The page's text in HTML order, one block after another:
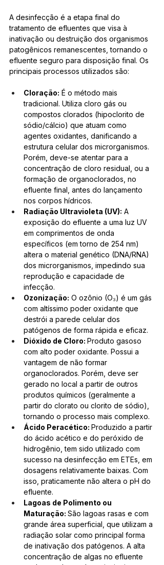
A desinfecção é a etapa final do
tratamento de efluentes que visa à
inativação ou destruição dos organismos
patogênicos remanescentes, tornando o
efluente seguro para disposição final. Os
principais processos utilizados são:
Cloração: É o método mais
tradicional. Utiliza cloro gás ou
compostos clorados (hipoclorito de
sódio/cálcio) que atuam como
agentes oxidantes, danificando a
estrutura celular dos microrganismos.
Porém, deve-se atentar para a
concentração de cloro residual, ou a
formação de organoclorados, no
efluente final, antes do lançamento
nos corpos hídricos.
Radiação Ultravioleta (UV): A
exposição do efluente a uma luz UV
em comprimentos de onda
específicos (em torno de 254 nm)
altera o material genético (DNA/RNA)
dos microrganismos, impedindo sua
reprodução e capacidade de
infecção.
Ozonização: O ozônio (O₃) é um gás
com altíssimo poder oxidante que
destrói a parede celular dos
patógenos de forma rápida e eficaz.
Dióxido de Cloro: Produto gasoso
com alto poder oxidante. Possui a
vantagem de não formar
organoclorados. Porém, deve ser
gerado no local a partir de outros
produtos químicos (geralmente a
partir do clorato ou clorito de sódio),
tornando o processo mais complexo.
Ácido Peracético: Produzido a partir
do ácido acético e do peróxido de
hidrogênio, tem sido utilizado com
sucesso na desinfecção em ETEs, em
dosagens relativamente baixas. Com
isso, praticamente não altera o pH do
efluente.
Lagoas de Polimento ou
Maturação: São lagoas rasas e com
grande área superficial, que utilizam a
radiação solar como principal forma
de inativação dos patógenos. A alta
concentração de algas no efluente